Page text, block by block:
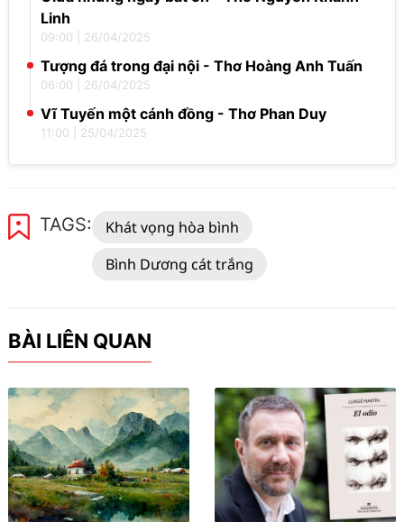
Linh
09:00 26/04/2025
Tượng đá trong đại nội - Thơ Hoàng Anh Tuấn
06:00 26/04/2025
Vĩ Tuyến một cánh đồng - Thơ Phan Duy
11:00 25/04/2025
TAGS:
Khát vọng hòa bình
Bình Dương cát trắng
BÀI LIÊN QUAN